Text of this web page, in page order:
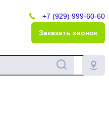
+7 (929) 999-60-60
Заказать звонок